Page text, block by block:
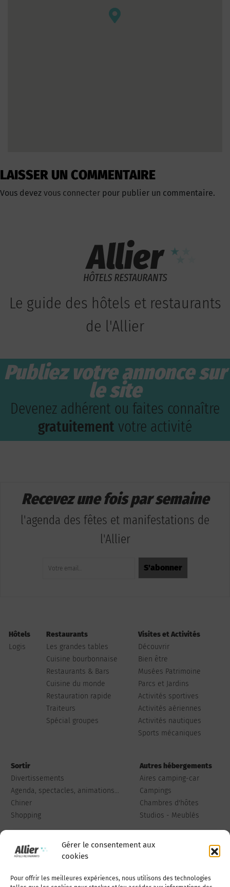
Gérer le consentement aux
cookies
Pour offrir les meilleures expériences, nous utilisons des technologies
LAISSER UN COMMENTAIRE
Vous devez vous connecter pour publier un commentaire.
Le guide des hôtels et restaurants
de l'Allier
Publiez votre annonce sur
le site
Devenez adhérent ou faites connaître
gratuitement votre activité
Recevez une fois par semaine
l'agenda des fêtes et manifestations de
l'Allier
Hôtels
Logis
Restaurants
Les grandes tables
Cuisine bourbonnaise
Restaurants & Bars
Cuisine du monde
Restauration rapide
Traiteurs
Spécial groupes
Visites et Activités
Découvrir
Bien être
Musées Patrimoine
Parcs et Jardins
Activités sportives
Activités aériennes
Activités nautiques
Sports mécaniques
Sortir
Divertissements
Agenda, spectacles, animations...
Chiner
Shopping
Autres hébergements
Aires camping-car
Campings
Chambres d'hôtes
Studios - Meublés